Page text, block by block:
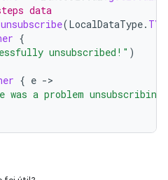
data
unsubscribe(LocalDataType.
{
unsubscribed!" )
{ e -
was a problem